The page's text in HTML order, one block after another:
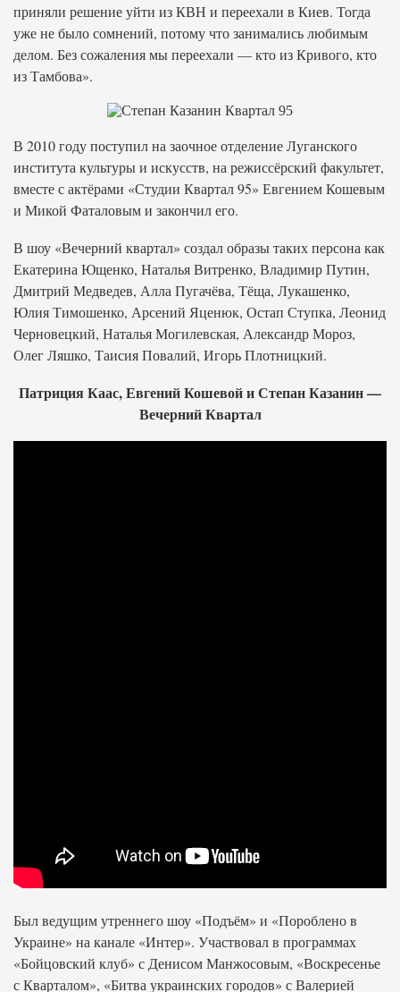
приняли решение уйти из КВН и переехали в Киев. Тогда
уже не было сомнений, потому что занимались любимым
делом. Без сожаления мы переехали — кто из Кривого, кто
из Тамбова».
В 2010 году поступил на заочное отделение Луганского
института культуры и искусств, на режиссёрский факультет,
вместе с актёрами «Студии Квартал 95» Евгением Кошевым
и Микой Фаталовым и закончил его.
В шоу «Вечерний квартал» создал образы таких персона как
Екатерина Ющенко, Наталья Витренко, Владимир Путин,
Дмитрий Медведев, Алла Пугачёва, Тёща, Лукашенко,
Юлия Тимошенко, Арсений Яценюк, Остап Ступка, Леонид
Черновецкий, Наталья Могилевская, Александр Мороз,
Олег Ляшко, Таисия Повалий, Игорь Плотницкий.
Патриция Каас, Евгений Кошевой и Степан Казанин —
Вечерний Квартал
Был ведущим утреннего шоу «Подъём» и «Пороблено в
Украине» на канале «Интер». Участвовал в программах
«Бойцовский клуб» с Денисом Манжосовым, «Воскресенье
с Кварталом», «Битва украинских городов» с Валерией